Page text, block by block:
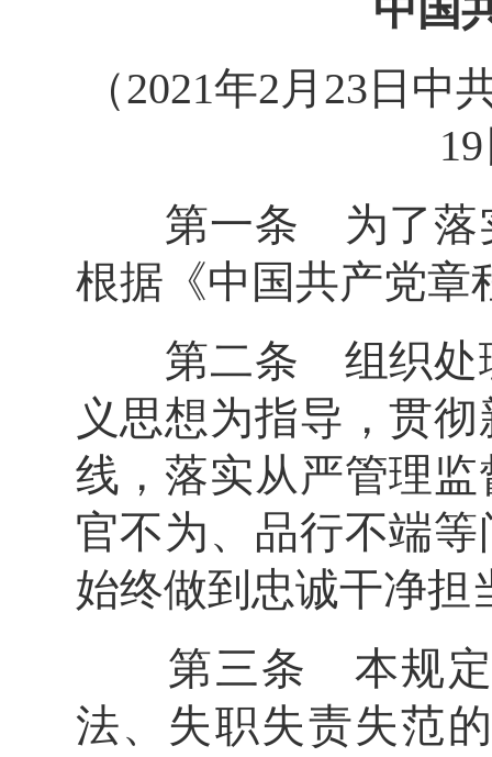
（2021年2月23日
第一条 为了落实
根据《中国共产党章
第二条 组织处理
义思想为指导，贯
线，落实从严管理
官不为、品行不端
始终做到忠诚干净担
第三条 本规定所
法、失职失责失范